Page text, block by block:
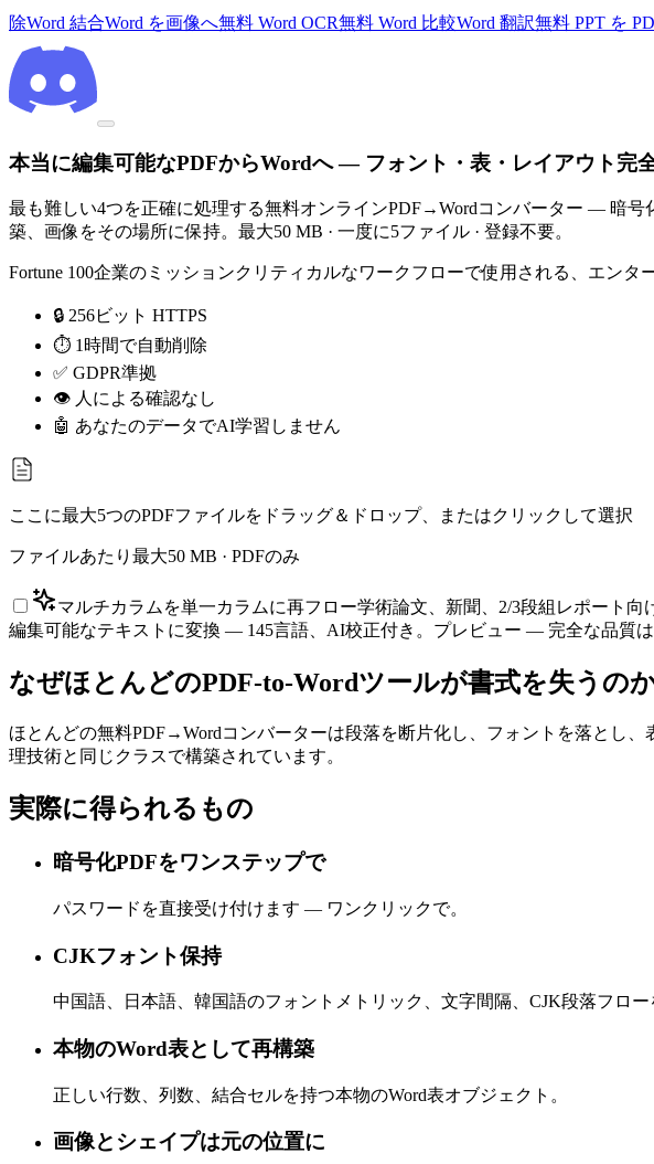
除Word 結合Word を画像へ無料 Word OCR無料 Word 比較Word 翻訳無料 PPT を
本当に編集可能なPDFからWordへ — フォント・表・レイアウト完全
最も難しい4つを正確に処理する無料オンラインPDF→Wordコンバーター — 暗
築、画像をその場所に保持。最大50 MB · 一度に5ファイル · 登録不要。
Fortune 100企業のミッションクリティカルなワークフローで使用される、エン
🔒 256ビット HTTPS
⏱ 1時間で自動削除
✅ GDPR準拠
👁 人による確認なし
🤖 あなたのデータでAI学習しません
ここに最大5つのPDFファイルをドラッグ＆ドロップ、またはクリックして選択
ファイルあたり最大50 MB · PDFのみ
マルチカラムを単一カラムに再フロー学術論文、新聞、2/3段組レポート
編集可能なテキストに変換 — 145言語、AI校正付き。プレビュー — 完全な品質は
なぜほとんどのPDF-to-Wordツールが書式を失うの
ほとんどの無料PDF→Wordコンバーターは段落を断片化し、フォントを落とし
理技術と同じクラスで構築されています。
実際に得られるもの
暗号化PDFをワンステップで
パスワードを直接受け付けます — ワンクリックで。
CJKフォント保持
中国語、日本語、韓国語のフォントメトリック、文字間隔、CJK段落フロー
本物のWord表として再構築
正しい行数、列数、結合セルを持つ本物のWord表オブジェクト。
画像とシェイプは元の位置に